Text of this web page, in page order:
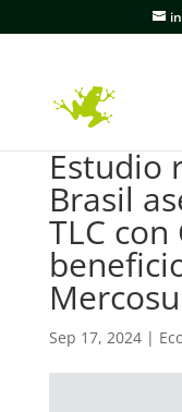
Estudio
Brasil
TLC
Sep 17, 2024|